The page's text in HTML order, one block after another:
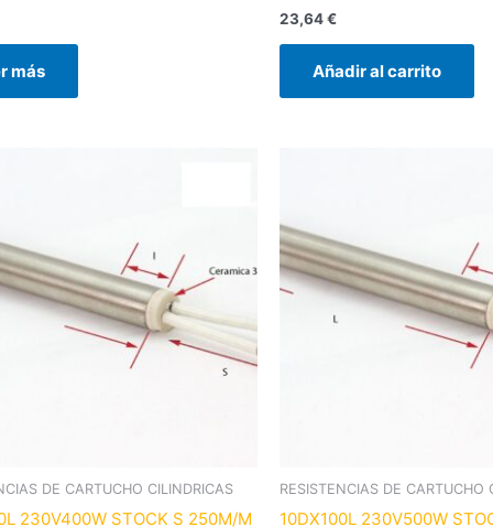
más
23,64€
Añadir al carrito
DE CARTUCHO CILINDRICAS
230V400W STOCK S 250M/M
RESISTENCIAS DE CARTUCHO
10DX100L 230V500W